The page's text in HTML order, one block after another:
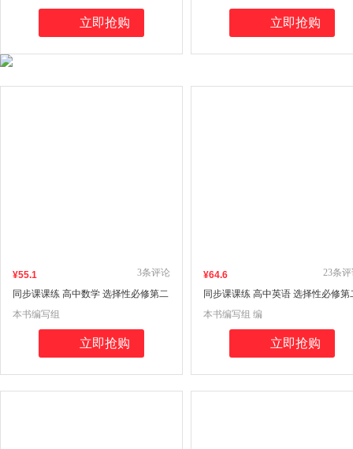
立即抢购 立即抢购
¥55.1
同步课课练 高中数学 选择性必修第二
册
3条评论
本书编写组
立即抢购
¥64.6
同步课课练 高中英语 选择性必修第
册（SJ）
23条
本书编写组 编
立即抢购